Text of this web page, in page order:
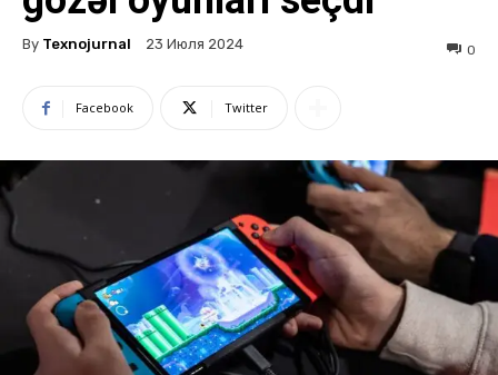
By Texnojurnal 23 Июля 2024 0
Facebook Twitter